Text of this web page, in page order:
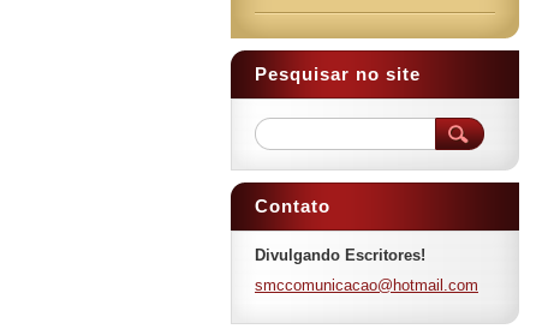
Pesquisar no site
Contato
Divulgando Escritores!
smccomunicacao@hotmail.com